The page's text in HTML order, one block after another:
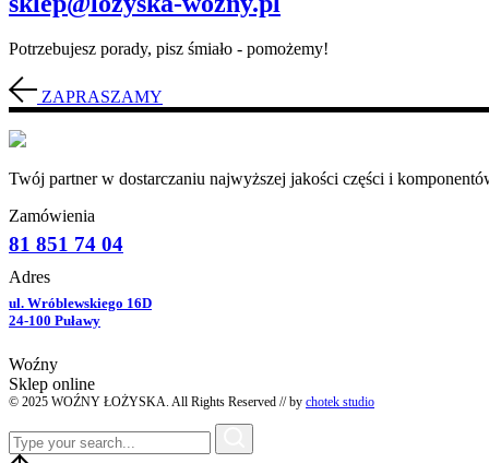
Potrzebujesz porady, pisz śmiało - pomożemy!
ZAPRASZAMY
Twój partner w dostarczaniu najwyższej jakości części i
Zamówienia
81 851 74 04
Adres
ul. Wróblewskiego 16D
24-100 Puławy
Woźny
Sklep online
© 2025 WOŹNY ŁOŻYSKA. All Rights Reserved // by chotek studio